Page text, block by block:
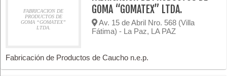
FABRICACION DE
PRODUCTOS DE
GOMA “GOMATEX”
LTDA.
GOMA “GOMATEX” LTDA.
Av. 15 de Abril Nro. 568 (Villa
Fátima) - La Paz, LA PAZ
Fabricación de Productos de Caucho n.e.p.